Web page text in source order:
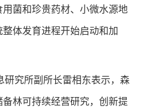
菌和珍贵药材、小微水源地
体发育进程开始启动和加
究所副所长雷相东表示，森
林可持续经营研究，创新提